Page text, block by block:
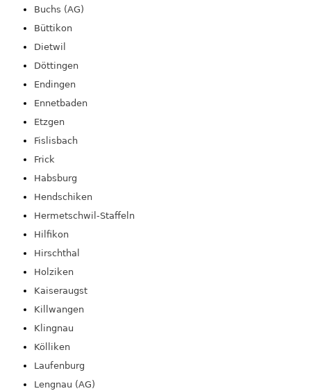
Buchs (AG)
Büttikon
Dietwil
Döttingen
Endingen
Ennetbaden
Etzgen
Fislisbach
Frick
Habsburg
Hendschiken
Hermetschwil-Staffeln
Hilfikon
Hirschthal
Holziken
Kaiseraugst
Killwangen
Klingnau
Kölliken
Laufenburg
Lengnau (AG)